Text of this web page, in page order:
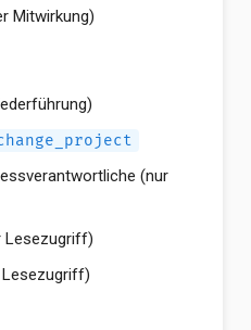
Mitwirkung)
(nur
Lesezugriff)
Lesezugriff)